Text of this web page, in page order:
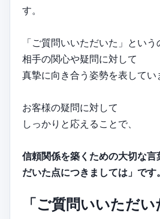
す。
「ご質問いいただいた」という
相手の関心や疑問に対して
真摯に向き合う姿勢を表してい
お客様の疑問に対して
しっかりと応えることで、
信頼関係を築くための大切な言
だいた点につきましては」です。
「ご質問いいただ